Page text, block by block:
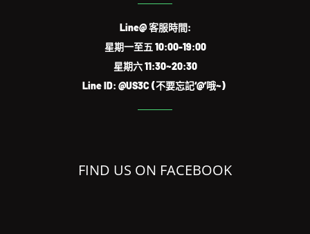
Line@ 客服時間:
星期一至五 10:00-19:00
星期六 11:30~20:30
Line ID: @US3C (不要忘記‘@’哦~)
FIND US ON FACEBOOK